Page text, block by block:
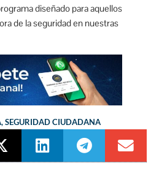
diseñado para aquellos
de la seguridad en nuestras
,SEGURIDAD CIUDADANA